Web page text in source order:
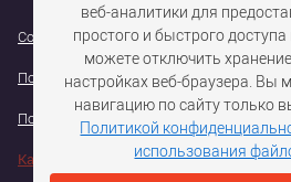
Согласие на использование файлов
Политика конфедициальности
Политика обработки персональных
Карта сайта
веб-аналитики для
простого и быстрого
можете отключить
настройках веб-браузера. Вы
навигацию по сайту только
Политикой
использования